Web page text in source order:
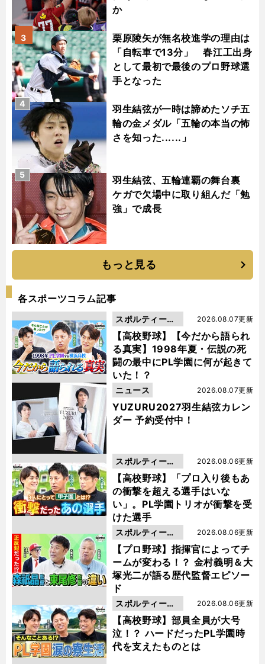
か
栗原陵矢が無名校進学の理由は
「自転車で13分」 春江工出身
として最初で最後のプロ野球選
手となった
3
羽生結弦が一時は諦めたソチ五
輪の金メダル「五輪の本当の怖
さを知った......」
4
羽生結弦、五輪連覇の舞台裏
ケガで欠場中に取り組んだ「勉
強」で成長
5
もっと見る
各スポーツコラム記事
【高校野球】【今だから語られ
る真実】1998年夏・伝説の死
闘の最中にPL学園に何が起きて
いた！？
2026.08.07更新
スポルティーバ
動画
YUZURU2027羽生結弦カレン
ダー 予約受付中！
2026.08.07更新
ニュース
【高校野球】「プロ入り後もあ
の衝撃を超える選手はいな
い」。PL学園トリオが衝撃を受
けた選手
2026.08.06更新
スポルティーバ
動画
【プロ野球】指揮官によってチ
ームが変わる！？ 金村義明＆大
塚光二が語る歴代監督エピソー
ド
2026.08.06更新
スポルティーバ
動画
【高校野球】部員全員が大号
泣！？ ハードだったPL学園時
代を支えたものとは
2026.08.06更新
スポルティーバ
動画